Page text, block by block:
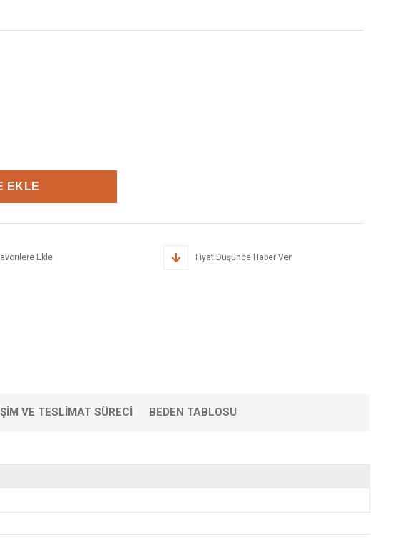
Ekle Fiyat Düşünce Haber Ver
VE TESLIMAT SÜRECI BEDEN TABLOSU